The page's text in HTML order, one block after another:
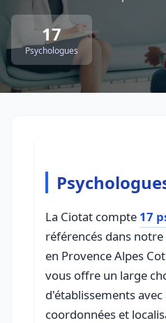
17
Psychologues
La Ciotat compte 17
référencés dans
en Provence Alpes
vous offre un large
d'établissements avec
coordonnées et